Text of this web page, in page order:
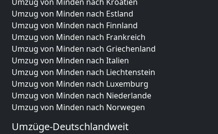
Umzug von Minden nach Estland
Umzug von Minden nach Finnland
Umzug von Minden nach Frankreich
Umzug von Minden nach Griechenland
Umzug von Minden nach Italien
Umzug von Minden nach Liechtenstein
Umzug von Minden nach Luxemburg
Umzug von Minden nach Niederlande
Umzug von Minden nach Norwegen
Umzüge-Deutschlandweit